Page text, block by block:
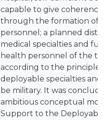
capable to give
through the formation of
personnel; a planned
medical specialties and
health personnel of the
according to the principle
deployable specialties
be military. It was
ambitious conceptual
Support to the